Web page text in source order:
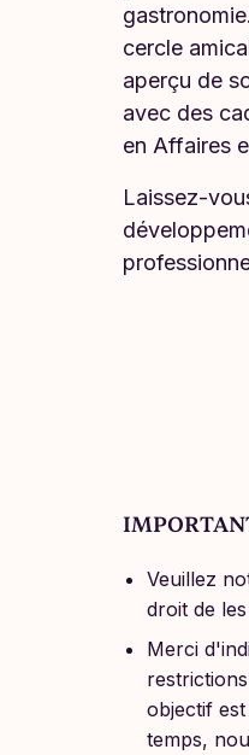
cercle
aperçu de
avec des
en Affaires
Laissez-
Veuillez
droit de
Merci
objectif
temps,